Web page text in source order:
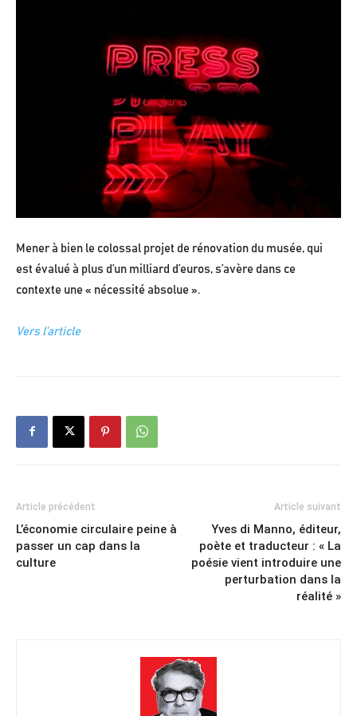
Mener à bien le colossal projet de rénovation du musée, qui
est évalué à plus d’un milliard d’euros, s’avère dans ce
contexte une « nécessité absolue ».
Vers l’article
Article précédent
L’économie circulaire peine à
passer un cap dans la
culture
Article suivant
Yves di Manno, éditeur,
poète et traducteur : « La
poésie vient introduire une
perturbation dans la
réalité »